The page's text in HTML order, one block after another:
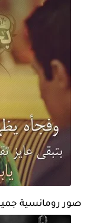
صور رومانسية جميلة جدا 2019